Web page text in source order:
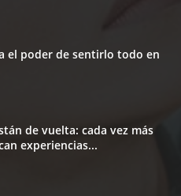
el poder de sentirlo todo en
de vuelta: cada vez más
experiencias...